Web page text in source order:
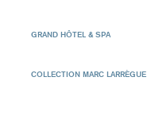
GRAND HÔTEL & SPA
COLLECTION MARC LARRÈGUE